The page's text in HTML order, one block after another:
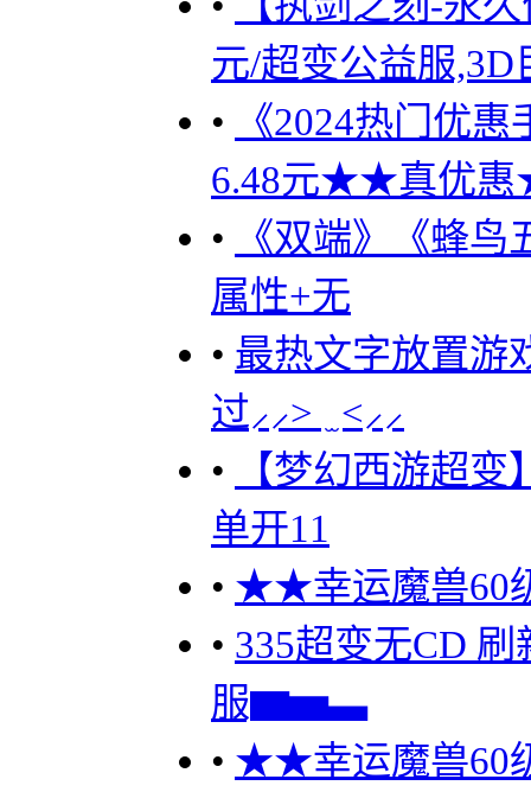
元/超变公益服,3D
•
《2024热门优
6.48元★★真优
•
《双端》《蜂
属性+无
• 最热文字放置游
过⸝⸝> ̫ <⸝⸝
•
【梦幻西游超
单开11
• ★★幸运魔兽60
• 335超变无CD
服▆▅▃
• ★★幸运魔兽60